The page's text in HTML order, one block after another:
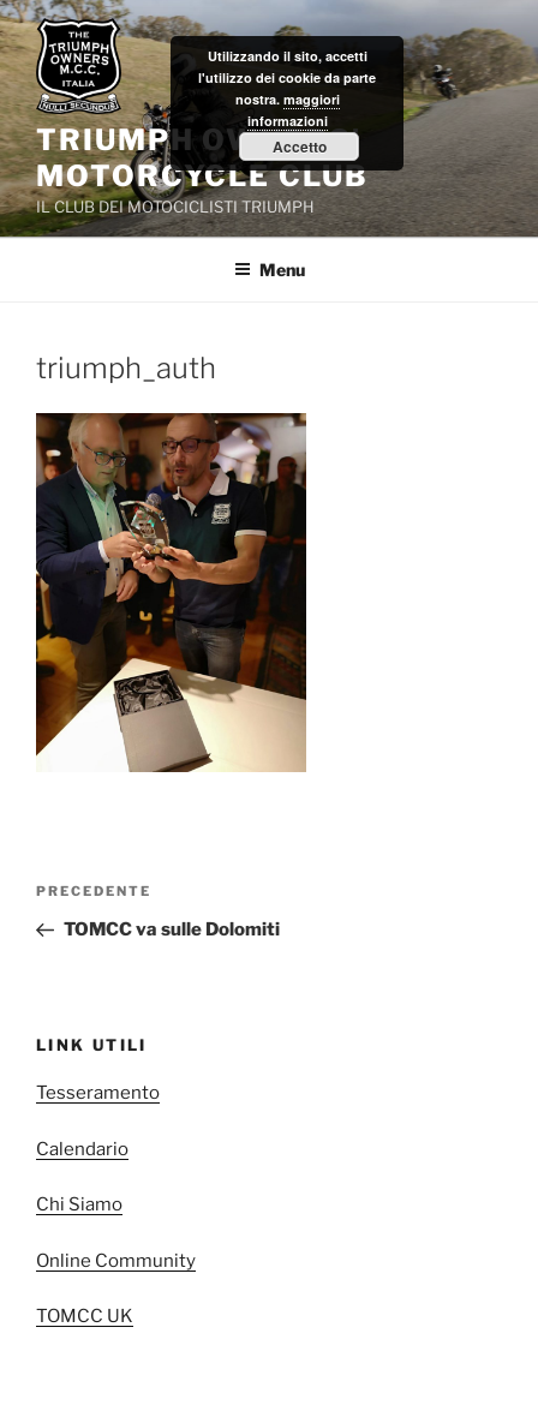
Salta
al
contenuto
TRIUMPH OWNERS'
MOTORCYCLE CLUB
IL CLUB DEI MOTOCICLISTI TRIUMPH
Menu
triumph_auth
Navigazione
Articolo
precedente:
PRECEDENTE
TOMCC va sulle Dolomiti
LINK UTILI
Tesseramento
Calendario
Chi Siamo
Online Community
TOMCC UK
Utilizzando il sito, accetti
l'utilizzo dei cookie da parte
nostra. maggiori
informazioni
Accetto